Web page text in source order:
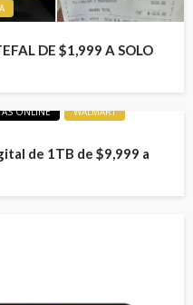
DE $1,999 A SOLO
ONLINE WALMART
de 1TB de $9,999 a